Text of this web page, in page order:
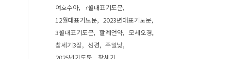
여호수아
7월대표기도문
12월대표기도문
2023년대표기도문
3월대표기도문
할례언약
모세오경
창세기3장
성경
주일낮